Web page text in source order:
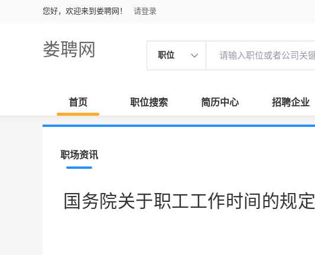
您好，欢迎来到娄聘网！ 请登录
娄聘网 职位
首页 职位搜索 简历中心 招聘企业
职场资讯
国务院关于职工工作时间的规定